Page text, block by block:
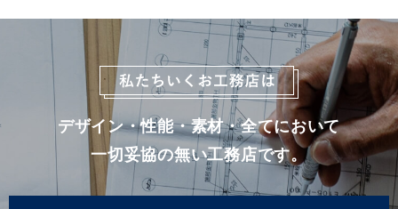
デザイン・性能・素材・全てにおいて
一切妥協の無い工務店です。